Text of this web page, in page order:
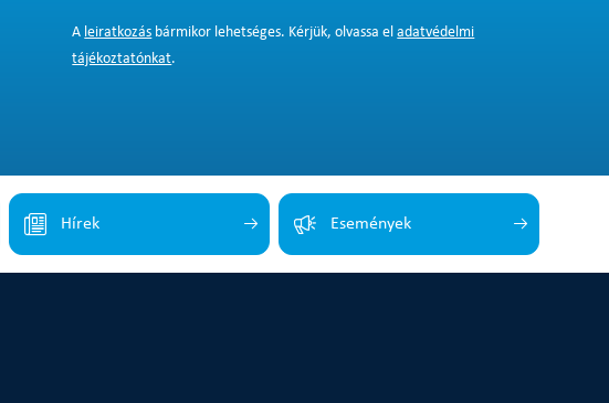
A leiratkozás bármikor lehetséges. Kérjük, olvassa eladatvédelmi
tájékoztatónkat.
Hírek Események